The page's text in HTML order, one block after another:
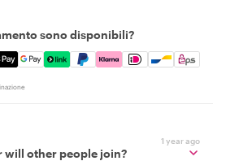
sono disponibili?
Discover, Apple Pay, Google
1 year ago
will other people join?